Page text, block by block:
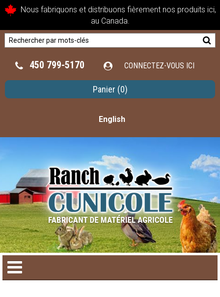
Nous fabriquons et distribuons fièrement nos produits ici,
au Canada.
450 799-5170 CONNECTEZ-VOUS ICI
Panier (0)
English